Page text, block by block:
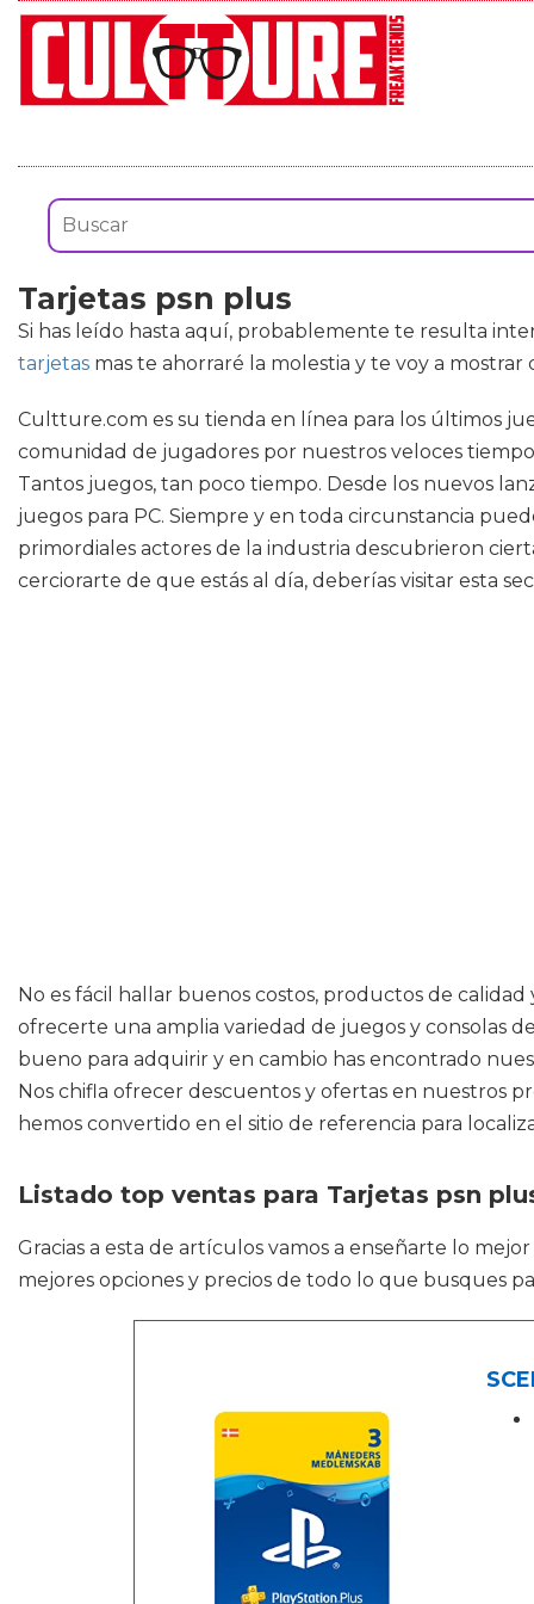
Tarjetas psn plus
Si has leído hasta aquí, probablemente te resulta
tarjetas mas te ahorraré la molestia y te voy a
Cultture.com es su tienda en línea para los últimos
comunidad de jugadores por nuestros veloces
Tantos juegos, tan poco tiempo. Desde los nuevos
juegos para PC. Siempre y en toda circunstancia
primordiales actores de la industria descubrieron
cerciorarte de que estás al día, deberías visitar esta
No es fácil hallar buenos costos, productos de
ofrecerte una amplia variedad de juegos y consolas
bueno para adquirir y en cambio has encontrado
Nos chifla ofrecer descuentos y ofertas en nuestros
hemos convertido en el sitio de referencia para
Listado top ventas para Tarjetas psn
Gracias a esta de artículos vamos a enseñarte lo
mejores opciones y precios de todo lo que busques